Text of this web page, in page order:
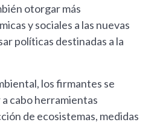
otorgar más
y sociales a las nuevas
políticas destinadas a la
los firmantes se
cabo herramientas
de ecosistemas, medidas